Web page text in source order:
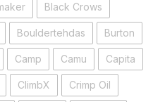
Black Crows
Bouldertehdas Burton
Camp Camu Capita
ClimbX Crimp Oil